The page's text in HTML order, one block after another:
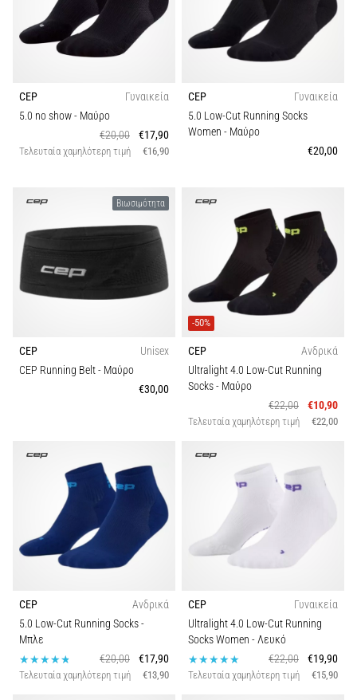
CEP
Γυναικεία
5.0 no show- Μαύρο
€20,00
€17,90
Τελευταία χαμηλότερη τιμή €16,90
CEP
Γυναικεία
5.0 Low-Cut Running Socks
Women - Μαύρο
€20,00
Βιωσιμότητα
CEP
Unisex
CEP Running Belt- Μαύρο
€30,00
-50%
CEP
Ανδρικά
Ultralight 4.0 Low-Cut Running
Socks- Μαύρο
€22,00
€10,90
Τελευταία χαμηλότερη τιμή €22,00
CEP
Ανδρικά
5.0 Low-Cut Running Socks-
Μπλε
€20,00
€17,90
Τελευταία χαμηλότερη τιμή €13,90
CEP
Γυναικεία
Ultralight 4.0 Low-Cut Running
Socks Women - Λευκό
€22,00
€19,90
Τελευταία χαμηλότερη τιμή €15,90